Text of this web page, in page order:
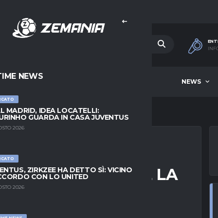
NEWS
NEWS
MADRID, IDEA LOCATELLI:
GUARDA IN CASA JUVENTUS
2026
ZIRKZEE HA DETTO SÌ: VICINO
CON LO UNITED
2026
IN POLE: È LA